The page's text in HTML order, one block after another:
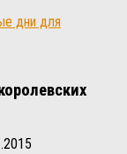
дни для